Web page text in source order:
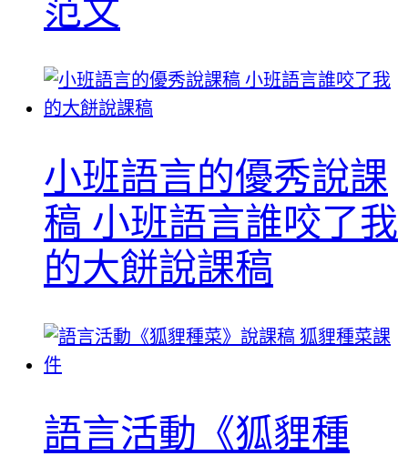
范文
小班語言的優秀說課
稿 小班語言誰咬了我
的大餅說課稿
語言活動《狐貍種